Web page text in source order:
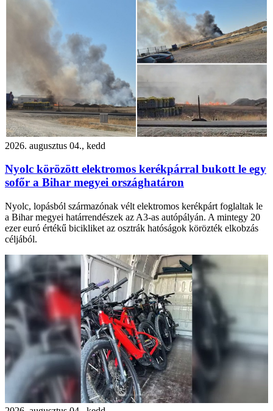
2026. augusztus 04., kedd
Nyolc körözött elektromos kerékpárral bukott le egy
sofőr a Bihar megyei országhatáron
Nyolc, lopásból származónak vélt elektromos kerékpárt foglaltak le
a Bihar megyei határrendészek az A3-as autópályán. A mintegy 20
ezer euró értékű bicikliket az osztrák hatóságok körözték elkobzás
céljából.